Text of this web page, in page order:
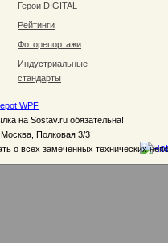
Герои DIGITAL
Рейтинги
Фоторепортажи
Индустриальные
стандарты
WPF
на Sostav.ru обязательна!
Москва, Полковая 3/3
о всех замеченных технических